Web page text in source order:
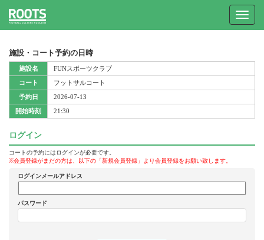
Toggle
施設・コート予約の日時
施設名
コート
予約日
開始時刻
FUNスポーツクラブ
フットサルコート
2026-07-13
21:30
ログイン
コートの予約にはログインが必要です。
※会員登録がまだの方は、以下の「新規会員登録」より会員登録をお願い致します。
ログインメールアドレス
パスワード